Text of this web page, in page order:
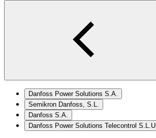
Danfoss Power Solutions S.A.
Semikron Danfoss, S.L.
Danfoss S.A.
Danfoss Power Solutions Telecontrol S.L.U.